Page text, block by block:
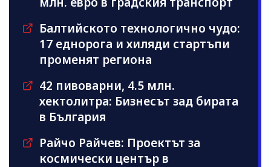
Балтийското технологично чудо:
17 еднорога и хиляди стартъпи
променят региона
42 пивоварни, 4.5 млн.
хектолитра: Бизнесът зад бирата
в България
Райчо Райчев: Проектът за
космически център в